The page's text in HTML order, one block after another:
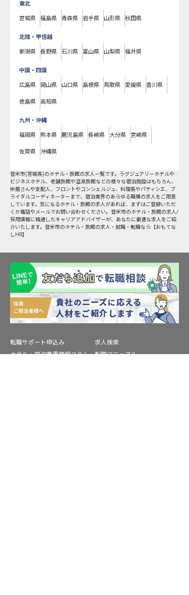
東北
宮城県 福島県 青森県 岩手県 山形県 秋田県
北陸・甲信越
新潟県 長野県 石川県 富山県 山梨県 福井県
中国・四国
広島県 岡山県 山口県 島根県 鳥取県 愛媛県 香川県
徳島県 高知県
九州・沖縄
福岡県 熊本県 鹿児島県 長崎県 大分県 宮崎県
佐賀県 沖縄県
登米市(宮城県)のホテル・旅館の求人一覧です。ラグジュアリーホテルや
ビジネスホテル、老舗旅館や温泉旅館などの様々な宿泊施設はもちろん、
仲居さんや支配人、フロントやコンシェルジュ、料理長やパティシエ、ブ
ライダルコーディネーターまで、宿泊業界のあらゆる職種の求人をご用意
しています。気になるホテル・旅館の求人があれば、まずはご登録いただ
くか電話やメールでお問い合わせください。登米市のホテル・旅館の求人/
採用情報に精通したキャリアアドバイザーが、あなたに最適な求人をご紹
介いたします。登米市のホテル・旅館の求人・就職・転職なら【おもてな
しHR】
転職サポート申込み
求人検索
ホテル・宿泊業界情報コラム
転職マニュアル